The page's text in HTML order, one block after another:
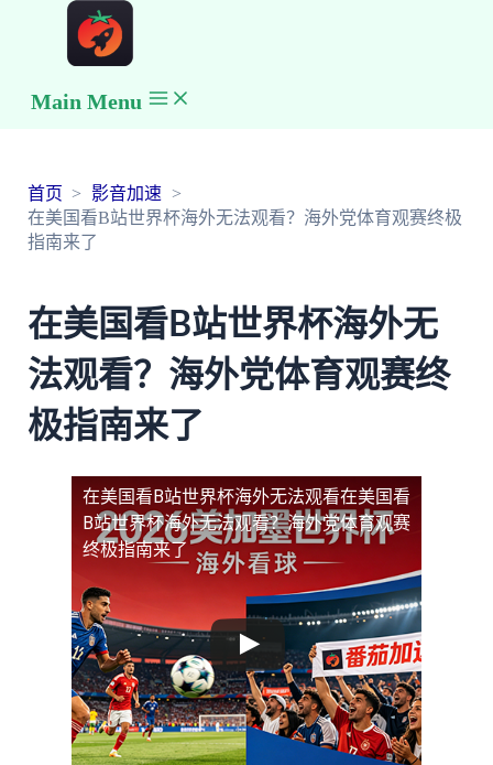
Main Menu
首页
影音加速
在美国看B站世界杯海外无法观看？海外党体育观赛终极
指南来了
在美国看B站世界杯海外无
法观看？海外党体育观赛终
极指南来了
在美国看B站世界杯海外无法观看在美国看
B站世界杯海外无法观看？海外党体育观赛
终极指南来了